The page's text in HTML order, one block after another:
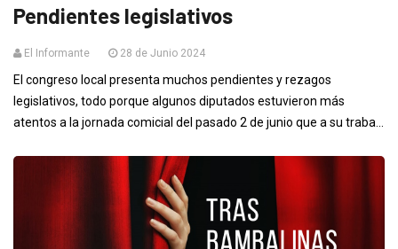
Pendientes legislativos
El Informante 28 de Junio 2024
El congreso local presenta muchos pendientes y rezagos
legislativos, todo porque algunos diputados estuvieron más
atentos a la jornada comicial del pasado 2 de junio que a su traba...